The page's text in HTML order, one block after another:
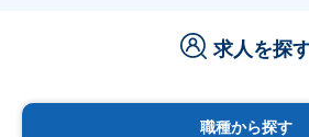
求人を探
職種から探す